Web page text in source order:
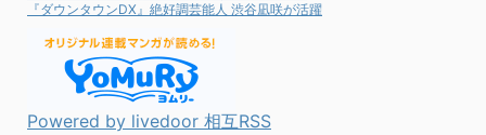
『ダウンタウンDX』絶好調芸能人 渋谷凪咲が活躍
Powered by livedoor 相互RSS